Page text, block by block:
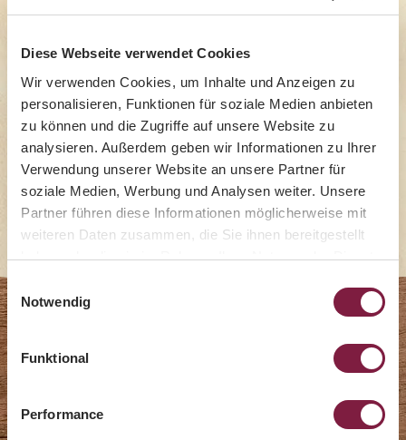
Diese Webseite verwendet Cookies
Wir verwenden Cookies, um Inhalte und Anzeigen zu
personalisieren, Funktionen für soziale Medien anbieten
zu können und die Zugriffe auf unsere Website zu
analysieren. Außerdem geben wir Informationen zu Ihrer
Verwendung unserer Website an unsere Partner für
soziale Medien, Werbung und Analysen weiter. Unsere
Partner führen diese Informationen möglicherweise mit
weiteren Daten zusammen, die Sie ihnen bereitgestellt
haben oder die sie im Rahmen Ihrer Nutzung der Dienste
Einwilligungsauswahl
Notwendig
Funktional
Performance
Weitere Produkt
Subkategorien
Gourmet Terrinen
Apéro Terrinen
Herbstgenuss 2026